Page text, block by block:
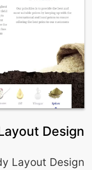
Design
Layout Design